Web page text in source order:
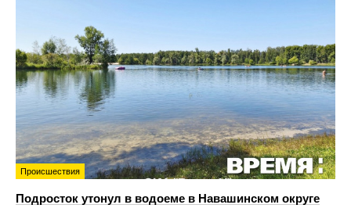
Происшествия
Подросток утонул в водоеме в Навашинском округе